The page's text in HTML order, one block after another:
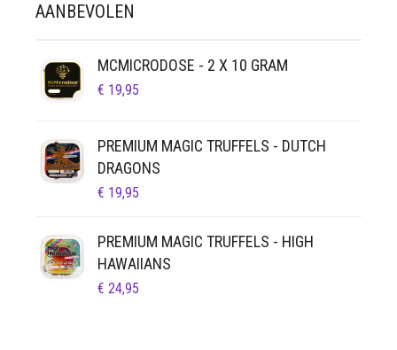
AANBEVOLEN
MCMICRODOSE - 2 X 10 GRAM
€ 19,95
PREMIUM MAGIC TRUFFELS - DUTCH
DRAGONS
€ 19,95
PREMIUM MAGIC TRUFFELS - HIGH
HAWAIIANS
€ 24,95